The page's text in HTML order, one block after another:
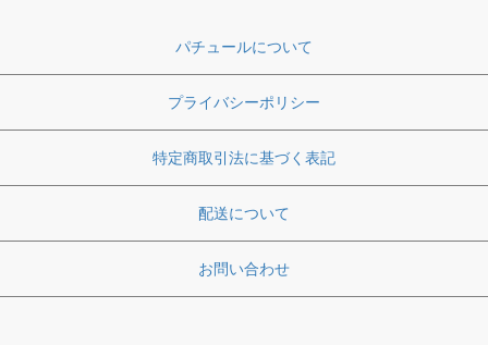
パチュールについて
プライバシーポリシー
特定商取引法に基づく表記
配送について
お問い合わせ